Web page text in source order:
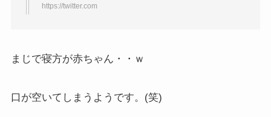
https://twitter.com
まじで寝方が赤ちゃん・・ｗ
口が空いてしまうようです。(笑)